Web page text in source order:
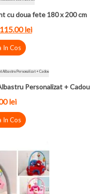
cu doua fete 180 x 200 cm
115.00 lei
In Cos
Personalizat + Cadou
lei
In Cos